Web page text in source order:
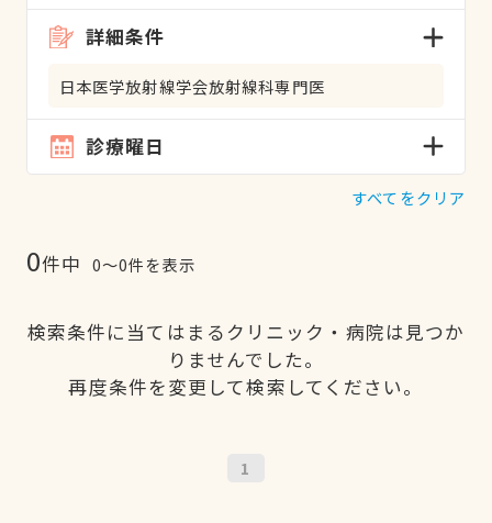
詳細条件
日本医学放射線学会放射線科専門医
診療曜日
すべてをクリア
0件中 0〜0件を表示
検索条件に当てはまるクリニック・病院は見つか
りませんでした。
再度条件を変更して検索してください。
1